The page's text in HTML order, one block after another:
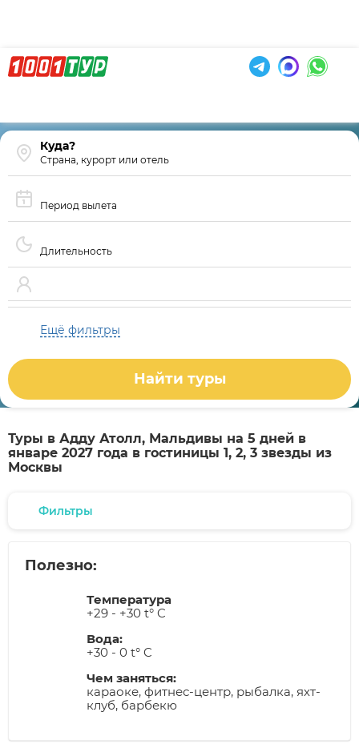
Страна, курорт или отель
Период вылета
Длительность
Ещё фильтры
Найти туры
Туры в Адду Атолл, Мальдивы на 5 дней в
январе 2027 года в гостиницы 1, 2, 3 звезды из
Москвы
Фильтры
Полезно:
Температура
+29 - +30 t° C
Вода:
+30 - 0 t° C
Чем заняться:
караоке, фитнес-центр, рыбалка, яхт-
клуб, барбекю